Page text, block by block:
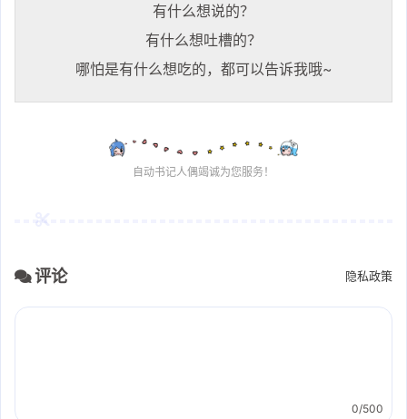
有什么想说的？
有什么想吐槽的？
哪怕是有什么想吃的，都可以告诉我哦~
自动书记人偶竭诚为您服务！
评论 隐私政策
0/500